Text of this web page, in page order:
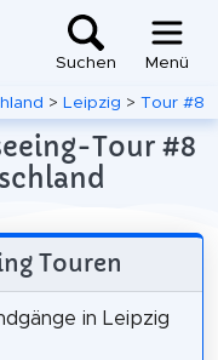
Suchen Menü
> Leipzig > Tour #8
Tour #8
Touren
in Leipzig